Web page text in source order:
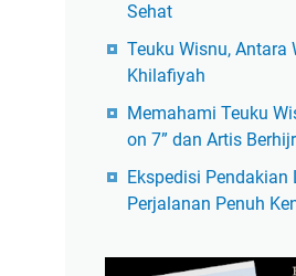
Sehat
Teuku Wisnu, Antara
Khilafiyah
Memahami Teuku
on 7” dan Artis
Ekspedisi
Perjalanan Penuh